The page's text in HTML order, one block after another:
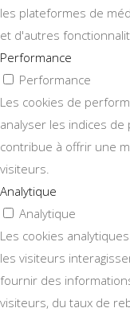
les plateformes de
et d'autres
Performance
Performance
Les cookies de
analyser les indices
contribue à offrir une
visiteurs.
Analytique
Analytique
Les cookies
les visiteurs
fournir des
visiteurs, du taux de